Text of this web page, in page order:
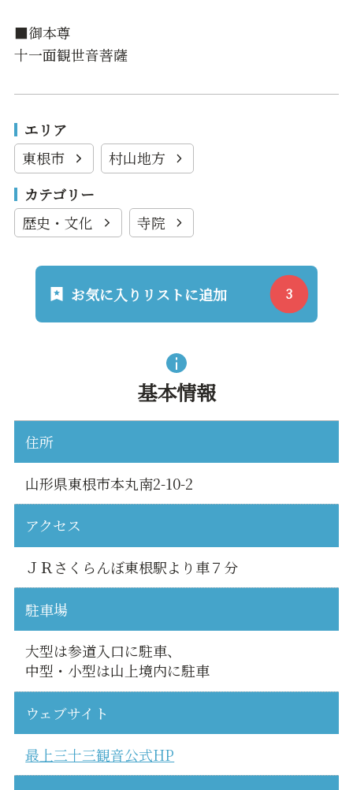
■御本尊
十一面観世音菩薩
エリア
東根市
村山地方
カテゴリー
歴史・文化
寺院
お気に入りリストに追加
基本情報
住所
山形県東根市本丸南2-10-2
アクセス
ＪＲさくらんぼ東根駅より車７分
駐車場
大型は参道入口に駐車、
中型・小型は山上境内に駐車
ウェブサイト
最上三十三観音公式HP